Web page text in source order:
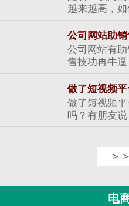
越来越高，
公司网站助
公司网站有
售技功再牛
做了短视频
做了短视频
吗？有朋友
＞
电